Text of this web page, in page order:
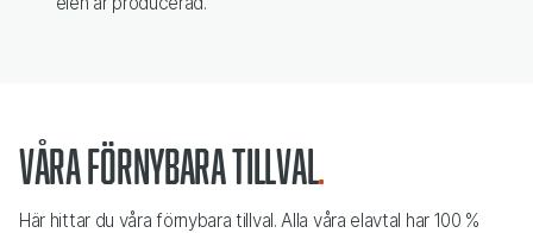
Våra förnybara tillval
Här hittar du våra förnybara tillval. Alla våra elavtal har 100 %